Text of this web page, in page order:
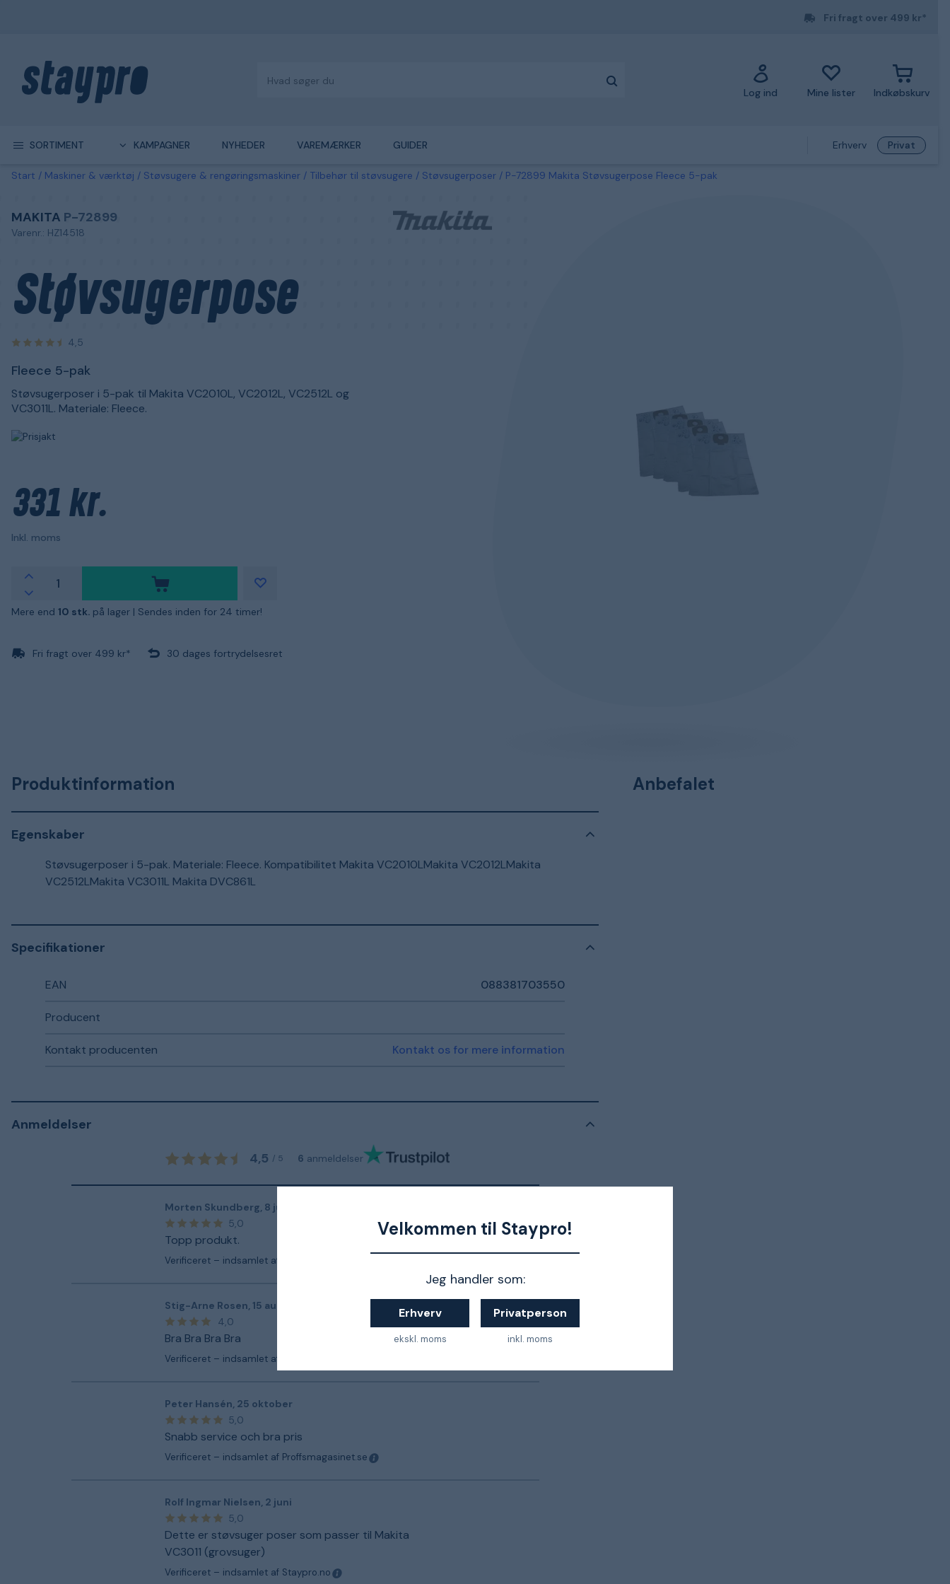
Velkommen til Staypro!
Jeg handler som:
Erhverv
ekskl. moms
Privatperson
inkl. moms
Fri fragt over 499 kr*
Log ind Mine lister Indkøbskurv
SORTIMENT KAMPAGNER NYHEDER VAREMÆRKER GUIDER Erhverv Privat
Start Maskiner & værktøj Støvsugere & rengøringsmaskiner Tilbehør til støvsugere Støvsugerposer P-72899 Makita Støvsugerpose Fleece 5-pak
MAKITA P-72899
Varenr.: HZ14518
Støvsugerpose
4,5
Fleece 5-pak
Støvsugerposer i 5-pak til Makita VC2010L, VC2012L, VC2512L og
VC3011L. Materiale: Fleece.
331 kr.
Inkl. moms
Mere end 10 stk. på lager | Sendes inden for 24 timer!
Fri fragt over 499 kr* 30 dages fortrydelsesret
Produktinformation
Egenskaber
Støvsugerposer i 5-pak. Materiale: Fleece. Kompatibilitet Makita VC2010LMakita VC2012LMakita
VC2512LMakita VC3011L Makita DVC861L
Specifikationer
EAN 088381703550
Producent
Kontakt producenten Kontakt os for mere information
Anmeldelser
4,5 / 5 6 anmeldelser
Morten Skundberg, 8 juni
5,0
Topp produkt.
Verificeret – indsamlet af Staypro.no
Stig-Arne Rosen, 15 august
4,0
Bra Bra Bra Bra
Verificeret – indsamlet af Proffsmagasinet.se
Peter Hansén, 25 oktober
5,0
Snabb service och bra pris
Verificeret – indsamlet af Proffsmagasinet.se
Rolf Ingmar Nielsen, 2 juni
5,0
Dette er støvsuger poser som passer til Makita
VC3011 (grovsuger)
Verificeret – indsamlet af Staypro.no
Anbefalet